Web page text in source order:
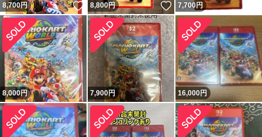
8,700円 いいね！
8,800円 いいね！
7,700円
8,000円 7,900円 16,000円